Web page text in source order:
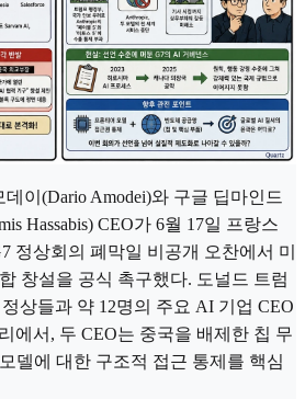
이(Dario Amodei)와 구글 딥마인드
Hassabis) CEO가 6월 17일 프랑스
정상회의 폐막일 비공개 오찬에서 미
창설을 공식 촉구했다. 도널드 트럼
상들과 약 12명의 주요 AI 기업 CEO
에서, 두 CEO는 중국을 배제한 칩 무
델에 대한 구조적 접근 통제를 핵심